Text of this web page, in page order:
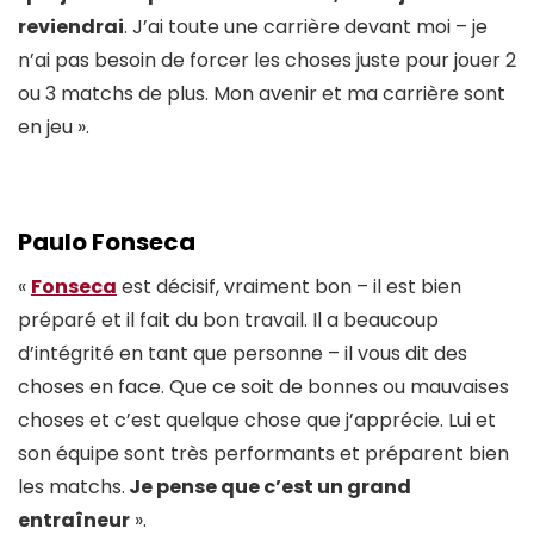
reviendrai. J’ai toute une carrière devant moi – je
n’ai pas besoin de forcer les choses juste pour jouer 2
ou 3 matchs de plus. Mon avenir et ma carrière sont
en jeu ».
Paulo Fonseca
« Fonseca est décisif, vraiment bon – il est bien
préparé et il fait du bon travail. Il a beaucoup
d’intégrité en tant que personne – il vous dit des
choses en face. Que ce soit de bonnes ou mauvaises
choses et c’est quelque chose que j’apprécie. Lui et
son équipe sont très performants et préparent bien
les matchs. Je pense que c’est un grand
entraîneur ».